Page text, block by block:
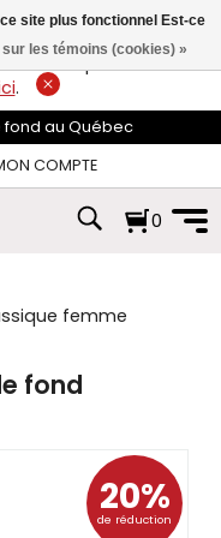
de plus de 74$*.
.
fond au Québec
COMPTE
0
femme
fond
20%
de réduction
site plus fonctionnel Est-ce
les témoins (cookies) »